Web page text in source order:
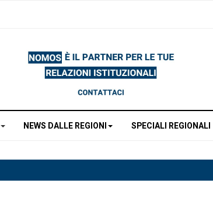
NEWS DALLE REGIONI SPECIALI REGIONALI